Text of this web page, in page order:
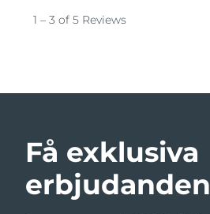
Få exklusiva
erbjudanden